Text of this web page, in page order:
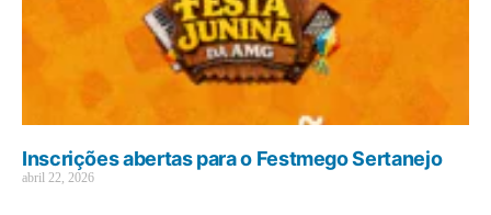
Inscrições abertas para o Festmego Sertanejo
abril 22, 2026